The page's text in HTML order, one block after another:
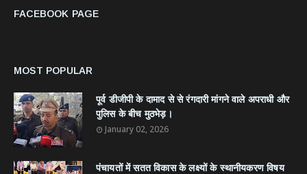
FACEBOOK PAGE
MOST POPULAR
पूर्व डीजीपी के दामाद से से रंगदारी मांगने वाले अपराधी और
पुलिस के बीच मुठभेड़।
January 02, 2026
पंचायतों में सतत विकास के लक्ष्यों के स्थानीयकरण विषय